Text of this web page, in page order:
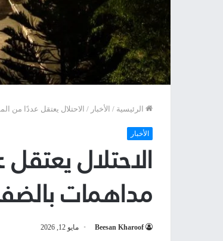
الرئيسية / الأخبار / الاحتلال يعتقل عددًا من
الأخبار
الاحتلال
مداهمات
Beesan Kharoof مايو 12, 2026